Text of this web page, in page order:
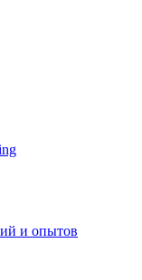
и опытов